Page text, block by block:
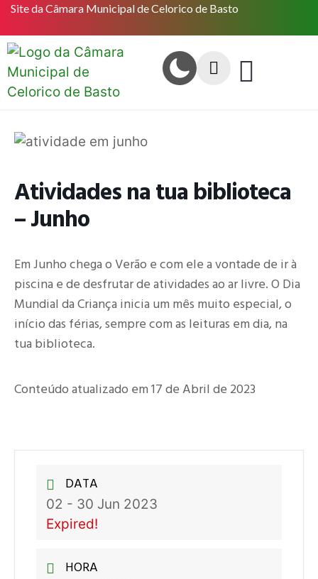
Site da Câmara Municipal de Celorico de Basto
Atividades na tua biblioteca
– Junho
Em Junho chega o Verão e com ele a vontade de ir à
piscina e de desfrutar de atividades ao ar livre. O Dia
Mundial da Criança inicia um mês muito especial, o
início das férias, sempre com as leituras em dia, na
tua biblioteca.
Conteúdo atualizado em 17 de Abril de 2023
DATA
02 - 30 Jun 2023
Expired!
HORA